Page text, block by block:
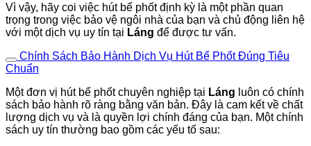
Vì vậy, hãy coi việc hút bể phốt định kỳ là một phần quan
trọng trong việc bảo vệ ngôi nhà của bạn và chủ động liên hệ
với một dịch vụ uy tín tại Láng để được tư vấn.
Chính Sách Bảo Hành Dịch Vụ Hút Bể Phốt Đúng Tiêu
Chuẩn
Một đơn vị hút bể phốt chuyên nghiệp tại Láng luôn có chính
sách bảo hành rõ ràng bằng văn bản. Đây là cam kết về chất
lượng dịch vụ và là quyền lợi chính đáng của bạn. Một chính
sách uy tín thường bao gồm các yếu tố sau: